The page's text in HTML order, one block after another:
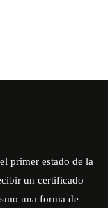
primer estado de la
un certificado
una forma de